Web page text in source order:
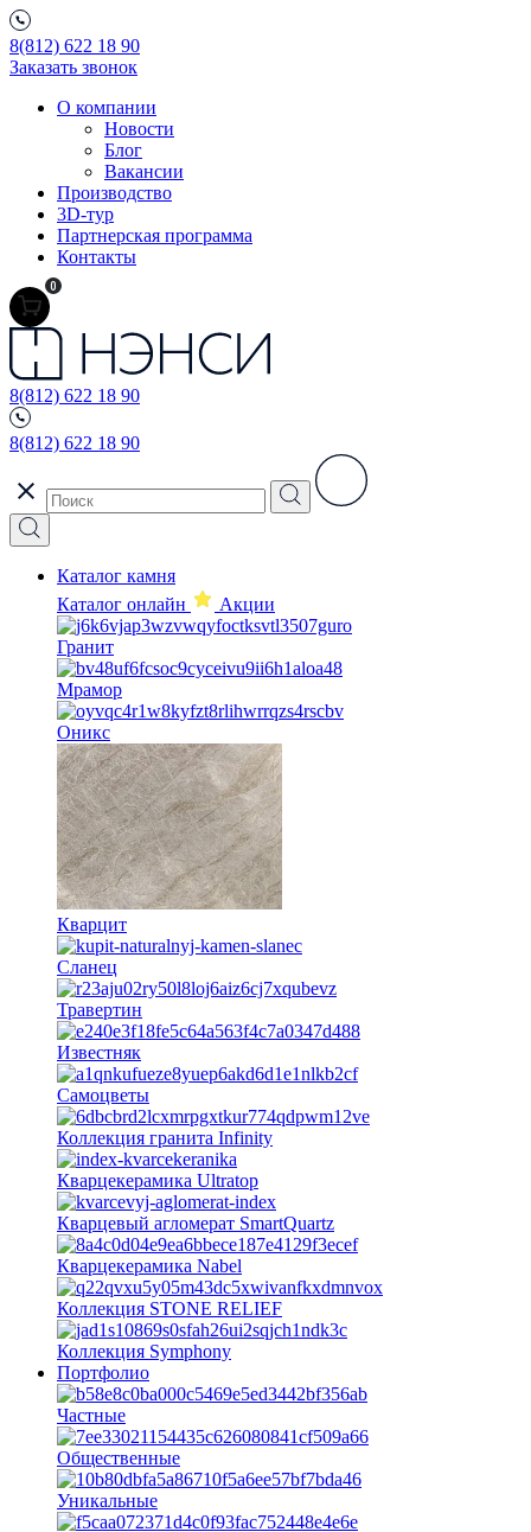
8(812) 622 18 90
Заказать звонок
О компании
Новости
Блог
Вакансии
Производство
3D-тур
Партнерская программа
Контакты
0
8(812) 622 18 90
8(812) 622 18 90
Каталог камня
Каталог онлайн
Акции
Гранит
Мрамор
Оникс
Кварцит
Сланец
Травертин
Известняк
Самоцветы
Коллекция гранита Infinity
Кварцекерамика Ultratop
Кварцевый агломерат SmartQuartz
Кварцекерамика Nabel
Коллекция STONE RELIEF
Коллекция Symphony
Портфолио
Частные
Общественные
Уникальные